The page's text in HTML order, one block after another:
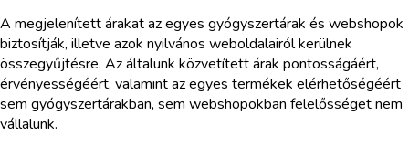
A megjelenített árakat az egyes gyógyszertárak és webshopok
biztosítják, illetve azok nyilvános weboldalairól kerülnek
összegyűjtésre. Az általunk közvetített árak pontosságáért,
érvényességéért, valamint az egyes termékek elérhetőségéért
sem gyógyszertárakban, sem webshopokban felelősséget nem
vállalunk.